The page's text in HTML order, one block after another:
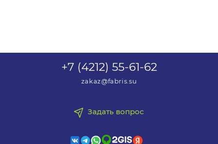
+7 (4212) 55-61-62
zakaz@fabris.su
Задать вопрос